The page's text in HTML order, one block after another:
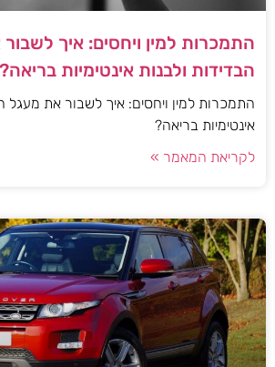
התמכרות למין ויחסים: איך
הבדידות ולבנות אינטימיות בריאה?
התמכרות למין ויחסים: איך לשבור את מעגל
אינטימיות בריאה?
לקריאת המאמר »